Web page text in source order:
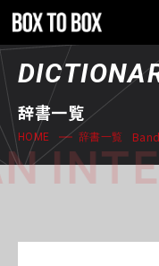
辞書一覧
HOME 辞書一覧